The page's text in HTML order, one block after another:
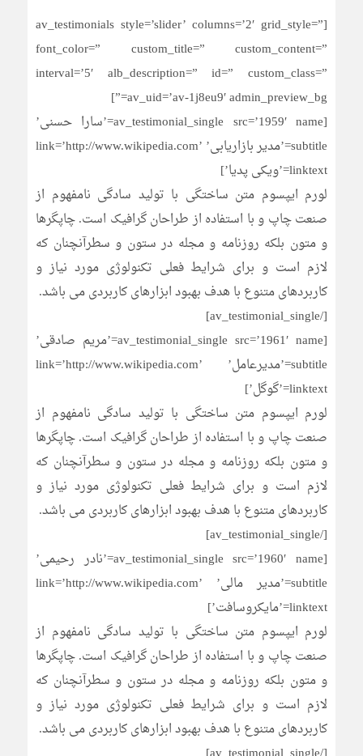
[av_testimonials style=’slider’ columns=’2′ grid_style=”
font_color=” custom_title=” custom_content=”
interval=’5′ alb_description=” id=” custom_class=”
av_uid=’av-1j8eu9′ admin_preview_bg=”]
[av_testimonial_single src=’1959′ name=’سارا حسنی’
subtitle=’مدیر بازاریابی’ link=’http://www.wikipedia.com’
linktext=’ویکی پدیا’]
لورم ایپسوم متن ساختگی با تولید سادگی نامفهوم از
صنعت چاپ و با استفاده از طراحان گرافیک است. چاپگرها
و متون بلکه روزنامه و مجله در ستون و سطرآنچنان که
لازم است و برای شرایط فعلی تکنولوژی مورد نیاز و
کاربردهای متنوع با هدف بهبود ابزارهای کاربردی می باشد.
[/av_testimonial_single]
[av_testimonial_single src=’1961′ name=’مریم صادقی’
subtitle=’مدیرعامل’ link=’http://www.wikipedia.com’
linktext=’گوگل’]
لورم ایپسوم متن ساختگی با تولید سادگی نامفهوم از
صنعت چاپ و با استفاده از طراحان گرافیک است. چاپگرها
و متون بلکه روزنامه و مجله در ستون و سطرآنچنان که
لازم است و برای شرایط فعلی تکنولوژی مورد نیاز و
کاربردهای متنوع با هدف بهبود ابزارهای کاربردی می باشد.
[/av_testimonial_single]
[av_testimonial_single src=’1960′ name=’نادر رحیمی’
subtitle=’مدیر مالی’ link=’http://www.wikipedia.com’
linktext=’مایکروسافت’]
لورم ایپسوم متن ساختگی با تولید سادگی نامفهوم از
صنعت چاپ و با استفاده از طراحان گرافیک است. چاپگرها
و متون بلکه روزنامه و مجله در ستون و سطرآنچنان که
لازم است و برای شرایط فعلی تکنولوژی مورد نیاز و
کاربردهای متنوع با هدف بهبود ابزارهای کاربردی می باشد.